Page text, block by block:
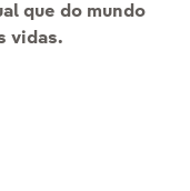
que do mundo
vidas.